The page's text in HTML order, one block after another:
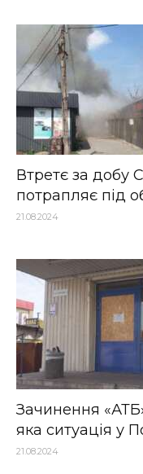
Втретє за добу
потрапляє під
21.08.2024
Зачинення
яка ситуація у
21.08.2024